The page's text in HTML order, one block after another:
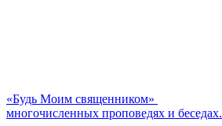
«Будь Моим священником»
многочисленных проповедях и беседах.